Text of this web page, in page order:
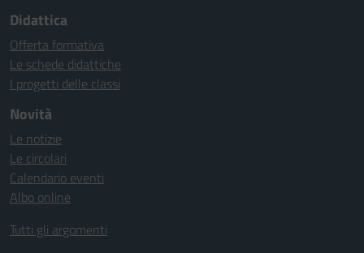
Didattica
Offerta formativa
Le schede didattiche
I progetti delle classi
Novità
Le notizie
Le circolari
Calendario eventi
Albo online
Tutti gli argomenti